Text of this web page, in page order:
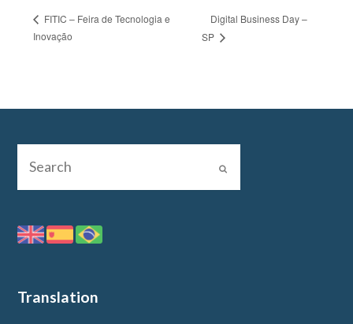
FITIC – Feira de Tecnologia e
Inovação
Digital Business Day –
SP
Translation